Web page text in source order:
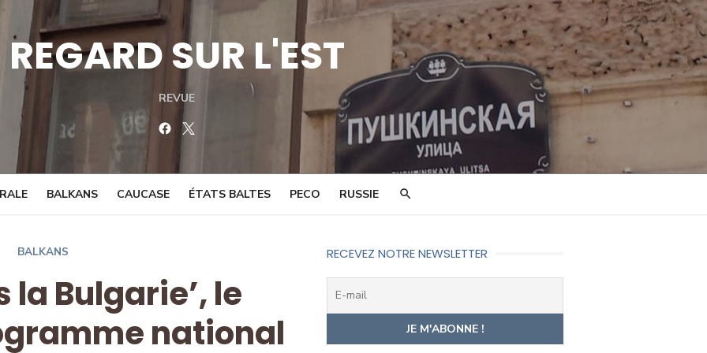
REGARD SUR L'EST
REVUE
Facebook
BALKANS CAUCASE ÉTATS BALTES PECO RUSSIE
BALKANS
la Bulgarie’, le
national
RECEVEZ NOTRE NEWSLETTER